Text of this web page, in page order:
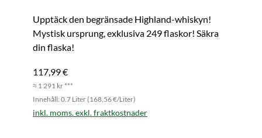
Upptäck den begränsade Highland-whiskyn!
Mystisk ursprung, exklusiva 249 flaskor! Säkra
din flaska!
117,99 €
≈ 1 291 kr ***
Innehåll: 0.7 Liter (168,56 €/Liter)
inkl. moms. exkl. fraktkostnader